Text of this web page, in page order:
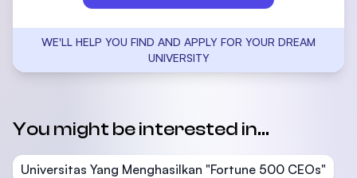
WE'LL HELP YOU FIND AND APPLY FOR YOUR DREAM
UNIVERSITY
You might be interested in...
Universitas Yang Menghasilkan "Fortune 500 CEOs"